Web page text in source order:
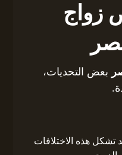
زواج
بعض التحديات،
تشكل هذه الاختلافات